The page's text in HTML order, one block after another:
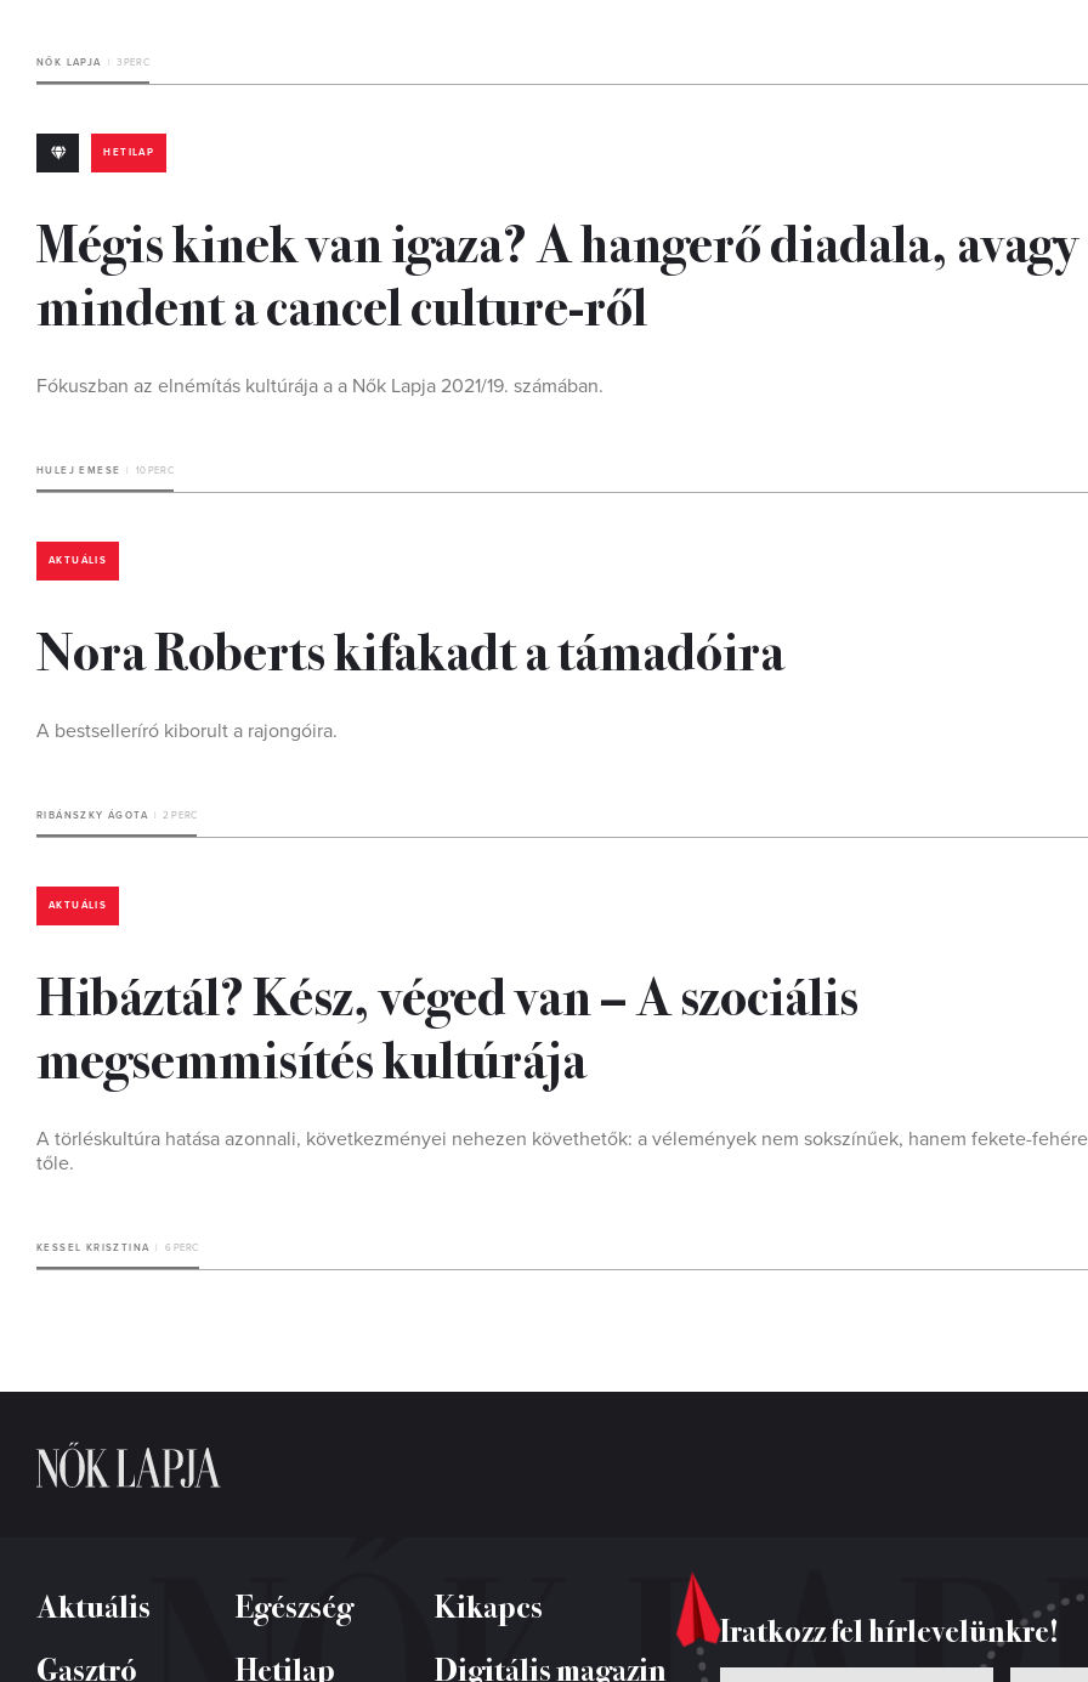
NŐK LAPJA 3 PERC
HETILAP
Mégis kinek van igaza? A hangerő diadala, avagy
mindent a cancel culture-ről
Fókuszban az elnémítás kultúrája a a Nők Lapja 2021/19. számában.
HULEJ EMESE 10 PERC
AKTUÁLIS
Nora Roberts kifakadt a támadóira
A bestselleríró kiborult a rajongóira.
RIBÁNSZKY ÁGOTA 2 PERC
AKTUÁLIS
Hibáztál? Kész, véged van – A szociális
megsemmisítés kultúrája
A törléskultúra hatása azonnali, következményei nehezen követhetők: a vélemények nem sokszínűek, hanem fekete-
tőle.
KESSEL KRISZTINA 6 PERC
Aktuális Egészség
Kikapcs
Gasztró
Hetilap Digitális magazin
Iratkozz fel hírlevelünkre!